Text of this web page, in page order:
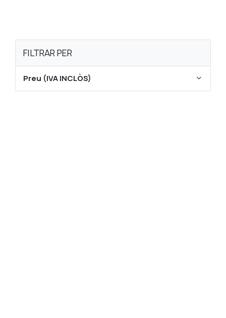
FILTRAR PER
Preu (IVA INCLÒS)